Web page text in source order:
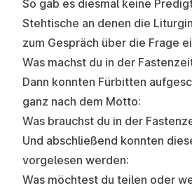
So gab es diesmal keine
Stehtische an denen die
zum Gespräch über die Frage
Was machst du in der
Dann konnten Fürbitten
ganz nach dem Motto:
Was brauchst du in der
Und abschließend konnten
vorgelesen werden:
Was möchtest du teilen oder